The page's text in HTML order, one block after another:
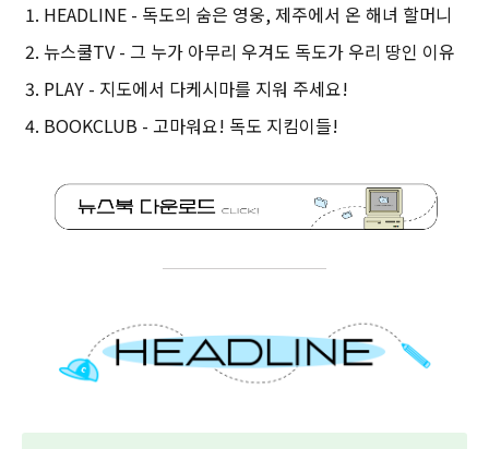
HEADLINE - 독도의 숨은 영웅, 제주에서 온 해녀 할머니
뉴스쿨TV - 그 누가 아무리 우겨도 독도가 우리 땅인 이유
PLAY - 지도에서 다케시마를 지워 주세요!
BOOKCLUB - 고마워요! 독도 지킴이들!